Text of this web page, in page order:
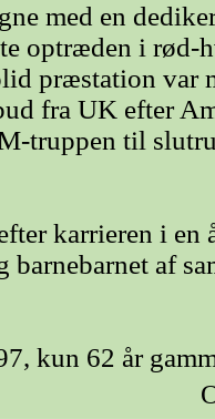
med en
optræden i
præstation var
fra UK efter
truppen til
karrieren i
barnebarnet af
kun 62 år